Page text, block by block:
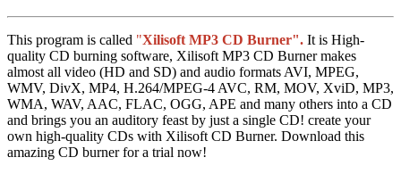
This program is called "Xilisoft MP3 CD Burner". It is High-
quality CD burning software, Xilisoft MP3 CD Burner makes
almost all video (HD and SD) and audio formats AVI, MPEG,
WMV, DivX, MP4, H.264/MPEG-4 AVC, RM, MOV, XviD, MP3,
WMA, WAV, AAC, FLAC, OGG, APE and many others into a CD
and brings you an auditory feast by just a single CD! create your
own high-quality CDs with Xilisoft CD Burner. Download this
amazing CD burner for a trial now!